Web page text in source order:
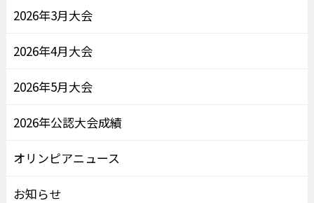
2026年3月大会
2026年4月大会
2026年5月大会
2026年公認大会成績
オリンピアニュース
お知らせ